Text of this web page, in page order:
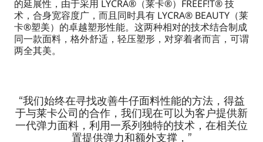
的延展性，由于采用 LYCRA®（莱卡®）FREEF!T® 技
术，合身宽容度广，而且同时具有 LYCRA® BEAUTY（莱
卡®塑美）的卓越塑形性能。这两种相对的技术结合制成
同一款面料，格外舒适，轻压塑形，对穿着者而言，可谓
两全其美。
“我们始终在寻找改善牛仔面料性能的方法，得益
于与莱卡公司的合作，我们现在可以为客户提供新
一代弹力面料，利用一系列独特的技术，在相关位
置提供弹力和额外支撑，”